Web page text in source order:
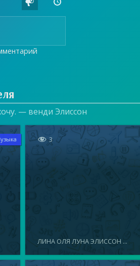
— венди Элиссон
 3
ЛИНА ОЛЯ ЛУНА ЭЛИССОН ...